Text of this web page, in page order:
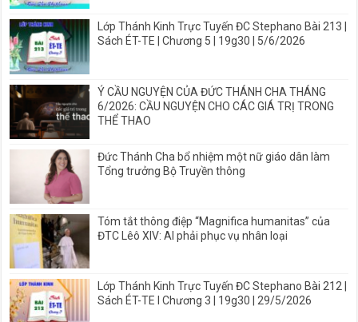
Lớp Thánh Kinh Trực Tuyến ĐC Stephano Bài 213 |
Sách ÉT-TE | Chương 5 | 19g30 | 5/6/2026
Ý CẦU NGUYỆN CỦA ĐỨC THÁNH CHA THÁNG
6/2026: CẦU NGUYỆN CHO CÁC GIÁ TRỊ TRONG
THỂ THAO
Đức Thánh Cha bổ nhiệm một nữ giáo dân làm
Tổng trưởng Bộ Truyền thông
Tóm tắt thông điệp “Magnifica humanitas” của
ĐTC Lêô XIV: AI phải phục vụ nhân loại
Lớp Thánh Kinh Trực Tuyến ĐC Stephano Bài 212 |
Sách ÉT-TE I Chương 3 | 19g30 | 29/5/2026